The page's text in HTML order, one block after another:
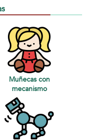
Muñecas con
mecanismo